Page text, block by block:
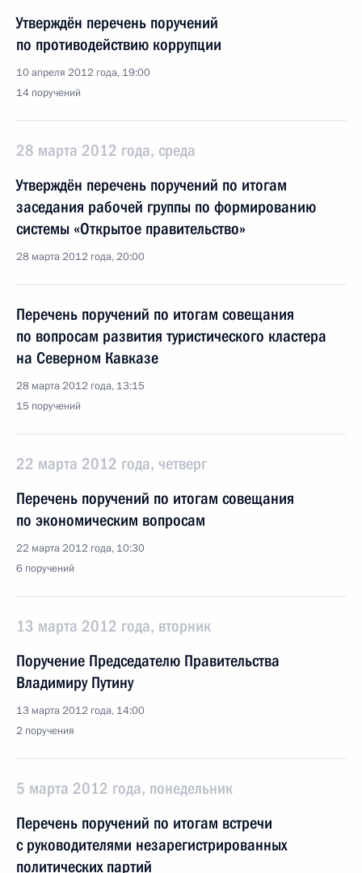
Утверждён перечень поручений
по противодействию коррупции
10 апреля 2012 года, 19:00
14 поручений
28 марта 2012 года, среда
Утверждён перечень поручений по итогам
заседания рабочей группы по формированию
системы «Открытое правительство»
28 марта 2012 года, 20:00
Перечень поручений по итогам совещания
по вопросам развития туристического кластера
на Северном Кавказе
28 марта 2012 года, 13:15
15 поручений
22 марта 2012 года, четверг
Перечень поручений по итогам совещания
по экономическим вопросам
22 марта 2012 года, 10:30
6 поручений
13 марта 2012 года, вторник
Поручение Председателю Правительства
Владимиру Путину
13 марта 2012 года, 14:00
2 поручения
5 марта 2012 года, понедельник
Перечень поручений по итогам встречи
с руководителями незарегистрированных
политических партий